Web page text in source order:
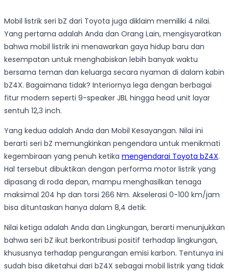
Mobil listrik seri bZ dari Toyota juga diklaim memiliki 4 nilai.
Yang pertama adalah Anda dan Orang Lain, mengisyaratkan
bahwa mobil listrik ini menawarkan gaya hidup baru dan
kesempatan untuk menghabiskan lebih banyak waktu
bersama teman dan keluarga secara nyaman di dalam kabin
bZ4X. Bagaimana tidak? Interiornya lega dengan berbagai
fitur modern seperti 9-speaker JBL hingga head unit layar
sentuh 12,3 inch.
Yang kedua adalah Anda dan Mobil Kesayangan. Nilai ini
berarti seri bZ memungkinkan pengendara untuk menikmati
kegembiraan yang penuh ketika mengendarai Toyota bZ4X.
Hal tersebut dibuktikan dengan performa motor listrik yang
dipasang di roda depan, mampu menghasilkan tenaga
maksimal 204 hp dan torsi 266 Nm. Akselerasi 0-100 km/jam
bisa dituntaskan hanya dalam 8,4 detik.
Nilai ketiga adalah Anda dan Lingkungan, berarti menunjukkan
bahwa seri bZ ikut berkontribusi positif terhadap lingkungan,
khususnya terhadap pengurangan emisi karbon. Tentunya ini
sudah bisa diketahui dari bZ4X sebagai mobil listrik yang tidak